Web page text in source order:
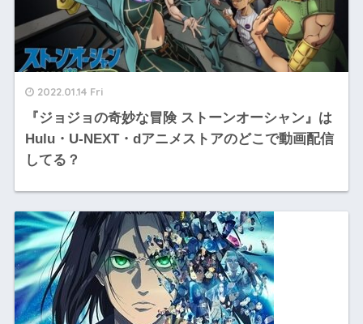
2022.01.14 Fri
『ジョジョの奇妙な冒険 ストーンオーシャン』は
Hulu・U-NEXT・dアニメストアのどこで動画配信
してる？